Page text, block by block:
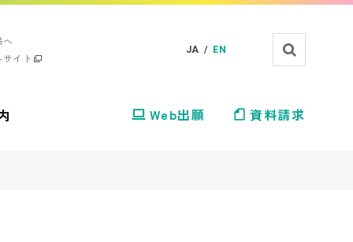
イト
JA / EN
Web出願 資料請求